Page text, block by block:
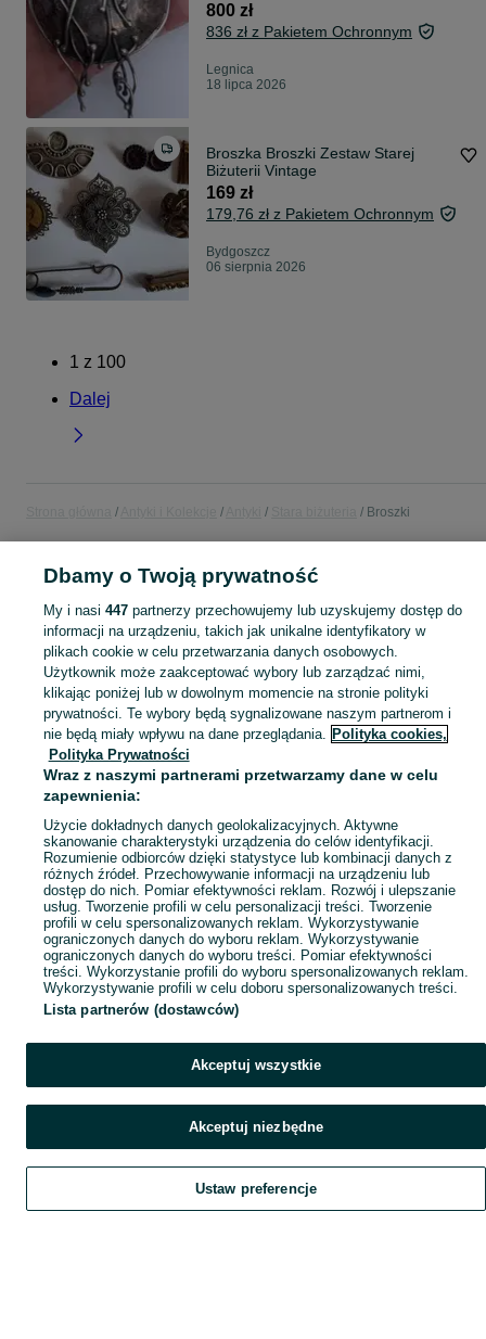
800 zł
836 zł z Pakietem Ochronnym
Legnica
18 lipca 2026
Broszka Broszki Zestaw Starej
Biżuterii Vintage
169 zł
179,76 zł z Pakietem Ochronnym
Bydgoszcz
06 sierpnia 2026
1 z 100
Dalej
Broszki
POLSKA
KATEGORIA
Skorzystaj z największego serwisu ogłoszeniowego w Polsce. Kupuj to, czego pragniesz i sprzedawaj to, czego już nie potrzebujesz w kategorii Broszki! Zobacz
Mapa kategorii
Mapa miejscowości
Mapa ministron
Popularne wyszukiwania
Szukaj Obserwujesz Dodaj Czat Konto
Dbamy o Twoją prywatność
My i nasi 447partnerzy przechowujemy lub uzyskujemy dostęp do
informacji na urządzeniu, takich jak unikalne identyfikatory w
plikach cookie w celu przetwarzania danych osobowych.
Użytkownik może zaakceptować wybory lub zarządzać nimi,
klikając poniżej lub w dowolnym momencie na stronie polityki
prywatności. Te wybory będą sygnalizowane naszym partnerom i
nie będą miały wpływu na dane przeglądania. Polityka cookies,
Polityka Prywatności
Wraz z naszymi partnerami przetwarzamy dane w celu
zapewnienia:
Użycie dokładnych danych geolokalizacyjnych. Aktywne
skanowanie charakterystyki urządzenia do celów identyfikacji.
Rozumienie odbiorców dzięki statystyce lub kombinacji danych z
różnych źródeł. Przechowywanie informacji na urządzeniu lub
dostęp do nich. Pomiar efektywności reklam. Rozwój i ulepszanie
usług. Tworzenie profili w celu personalizacji treści. Tworzenie
profili w celu spersonalizowanych reklam. Wykorzystywanie
ograniczonych danych do wyboru reklam. Wykorzystywanie
ograniczonych danych do wyboru treści. Pomiar efektywności
treści. Wykorzystanie profili do wyboru spersonalizowanych reklam.
Wykorzystywanie profili w celu doboru spersonalizowanych treści.
Lista partnerów (dostawców)
Akceptuj wszystkie
Akceptuj niezbędne
Ustaw preferencje